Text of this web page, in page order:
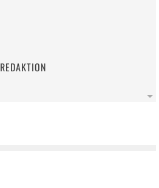
REDAKTION